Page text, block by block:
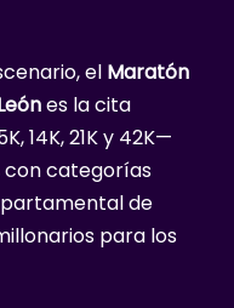
el Maratón
es la cita
14K, 21K y 42K—
con categorías
de
para los